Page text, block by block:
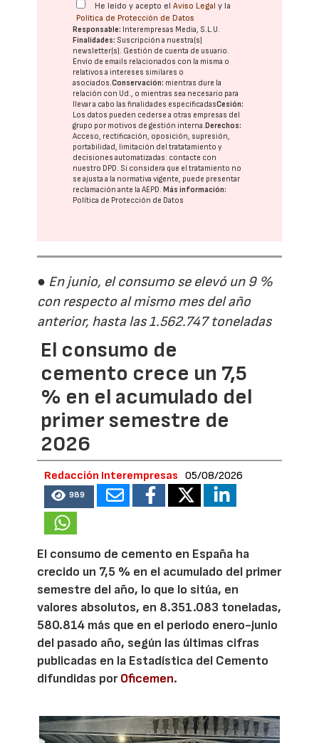
He leído y acepto elAviso Legal y la
Política de Protección de Datos
Responsable: Interempresas Media, S.L.U.
Finalidades: Suscripción a nuestra(s)
newsletter(s). Gestión de cuenta de usuario.
Envío de emails relacionados con la misma o
relativos a intereses similares o
asociados.Conservación: mientras dure la
relación con Ud., o mientras sea necesario para
llevar a cabo las finalidades especificadasCesión:
Los datos pueden cederse a otras empresas del
grupo por motivos de gestión interna. Derechos:
Acceso, rectificación, oposición, supresión,
portabilidad, limitación del tratatamiento y
decisiones automatizadas: contacte con
nuestro DPD. Si considera que el tratamiento no
se ajusta a la normativa vigente, puede presentar
reclamación ante laAEPD. Más información:
Política de Protección de Datos
● En junio, el consumo se elevó un 9 %
con respecto al mismo mes del año
anterior, hasta las 1.562.747 toneladas
El consumo de
cemento crece un 7,5
% en el acumulado del
primer semestre de
2026
Redacción Interempresas 05/08/2026
989
El consumo de cemento en España ha
crecido un 7,5 % en el acumulado del primer
semestre del año, lo que lo sitúa, en
valores absolutos, en 8.351.083 toneladas,
580.814 más que en el periodo enero-junio
del pasado año, según las últimas cifras
publicadas en la Estadística del Cemento
difundidas porOficemen.